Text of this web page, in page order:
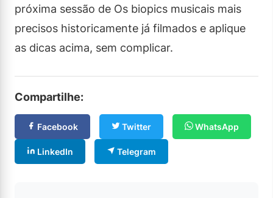
próxima sessão de Os biopics musicais mais
precisos historicamente já filmados e aplique
as dicas acima, sem complicar.
Compartilhe:
Facebook Twitter WhatsApp
LinkedIn Telegram